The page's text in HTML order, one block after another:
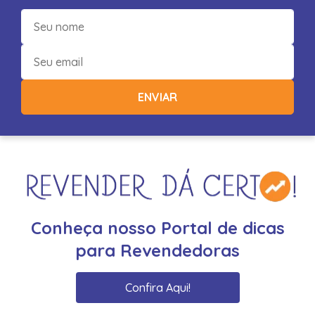
ENVIAR
Conheça nosso Portal de dicas
para Revendedoras
Confira Aqui!